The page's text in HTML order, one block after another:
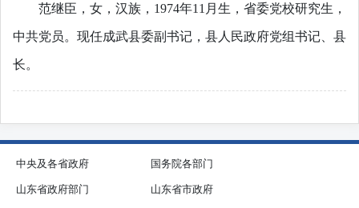
范继臣，女，汉族，1974年11月生，省委党校研究生，
中共党员。现任成武县委副书记，县人民政府党组书记、县
长。
中央及各省政府 国务院各部门
山东省政府部门 山东省市政府